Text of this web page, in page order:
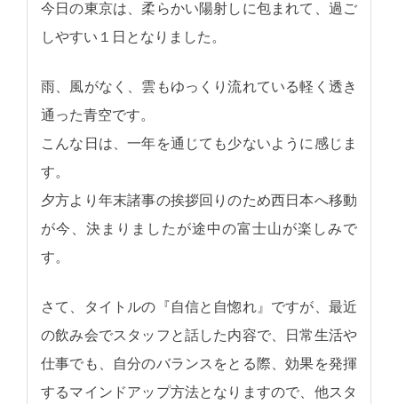
今日の東京は、柔らかい陽射しに包まれて、過ご
しやすい１日となりました。
雨、風がなく、雲もゆっくり流れている軽く透き
通った青空です。
こんな日は、一年を通じても少ないように感じま
す。
夕方より年末諸事の挨拶回りのため西日本へ移動
が今、決まりましたが途中の富士山が楽しみで
す。
さて、タイトルの『自信と自惚れ』ですが、最近
の飲み会でスタッフと話した内容で、日常生活や
仕事でも、自分のバランスをとる際、効果を発揮
するマインドアップ方法となりますので、他スタ